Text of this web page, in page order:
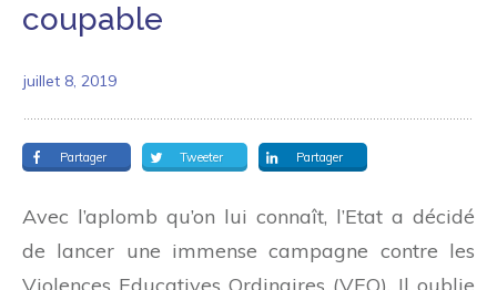
coupable
juillet 8, 2019
Partager Tweeter Partager
Avec l’aplomb qu’on lui connaît, l’Etat a décidé
de lancer une immense campagne contre les